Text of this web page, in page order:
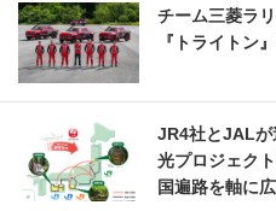
チーム三菱ラ
『トライトン
JR4社とJALが
光プロジェク
国遍路を軸に